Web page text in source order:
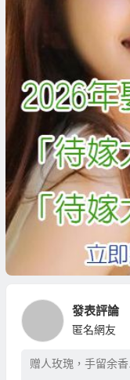
發表評論
匿名網友